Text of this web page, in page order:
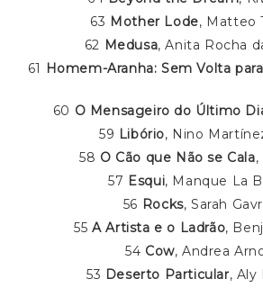
63 Mother Lode, Matteo
62 Medusa, Anita Rocha
61 Homem-Aranha: Sem Volta
60 O Mensageiro do Último
59 Libório, Nino
58 O Cão que Não se Cala
57 Esqui, Manque La
56 Rocks, Sarah
55A Artista e o Ladrão,
54 Cow, Andrea
53 Deserto Particular, Aly